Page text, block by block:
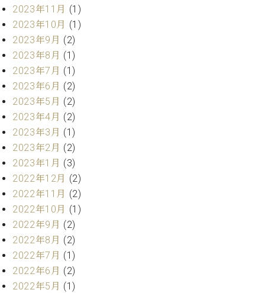
タ
イ
ン
デ
ジ
タ
ル)
ン
ト
情
報
八
子
工
房
ブ
ロ
グ
ク
セ
ス
お
問
合
わ
せ
2023年11月 (1)
2023年10月 (1)
2023年9月 (2)
2023年8月 (1)
2023年7月 (1)
2023年6月 (2)
2023年5月 (2)
2023年4月 (2)
2023年3月 (1)
2023年2月 (2)
2023年1月 (3)
2022年12月 (2)
2022年11月 (2)
2022年10月 (1)
2022年9月 (2)
2022年8月 (2)
2022年7月 (1)
2022年6月 (2)
2022年5月 (1)